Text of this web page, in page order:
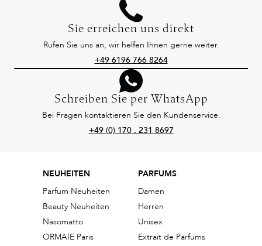
Sie erreichen uns direkt
Rufen Sie uns an, wir helfen Ihnen gerne weiter.
+49 6196 766 8264
Schreiben Sie per WhatsApp
Bei Fragen kontaktieren Sie den Kundenservice.
+49 (0) 170 . 231 8697
NEUHEITEN
Parfum Neuheiten
Beauty Neuheiten
Nasomatto
ORMAIE Paris
PARFUMS
Damen
Herren
Unisex
Extrait de Parfums